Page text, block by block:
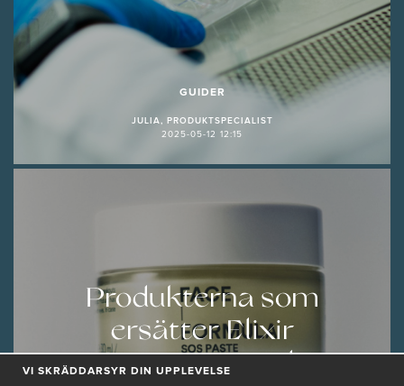
GUIDER
JULIA, PRODUKTSPECIALIST
2025-05-12 12:15
Produkterna som
ersätter Elixir
Cosmeceuticals
VI SKRÄDDARSYR DIN UPPLEVELSE